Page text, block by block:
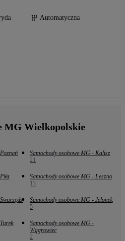
Automatyczna
MG Wielkopolskie
Samochody osobowe MG - Kalisz
21
Samochody osobowe MG - Leszno
13
Samochody osobowe MG - Jelonek
5
Samochody osobowe MG -
Wągrowiec
2